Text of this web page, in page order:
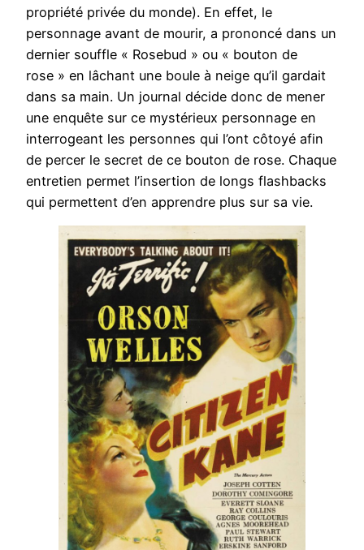
propriété privée du monde). En effet, le
personnage avant de mourir, a prononcé dans un
dernier souffle « Rosebud » ou « bouton de
rose » en lâchant une boule à neige qu’il gardait
dans sa main. Un journal décide donc de mener
une enquête sur ce mystérieux personnage en
interrogeant les personnes qui l’ont côtoyé afin
de percer le secret de ce bouton de rose. Chaque
entretien permet l’insertion de longs flashbacks
qui permettent d’en apprendre plus sur sa vie.